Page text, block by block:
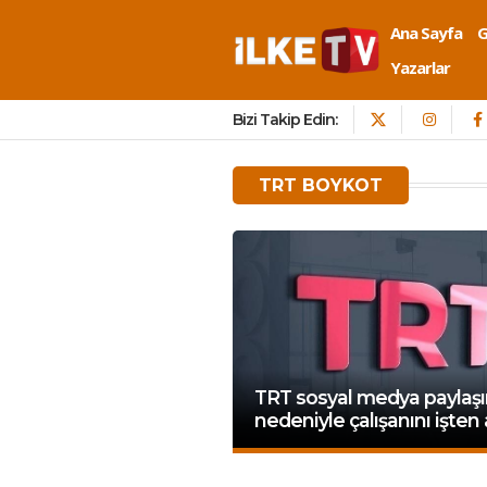
Ana Sayfa
Yazarlar
Bizi Takip Edin:
TRT BOYKOT
TRT sosyal medya
nedeniyle çalışanını işten